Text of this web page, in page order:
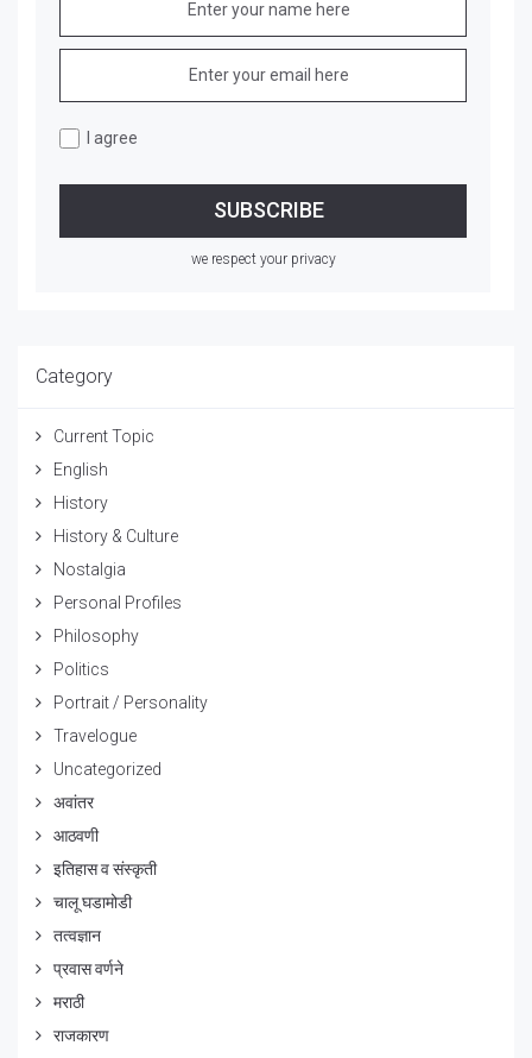
I agree
we respect your privacy
Category
Current Topic
English
History
History & Culture
Nostalgia
Personal Profiles
Philosophy
Politics
Portrait / Personality
Travelogue
Uncategorized
अवांतर
आठवणी
इतिहास व संस्कृती
चालू घडामोडी
तत्वज्ञान
प्रवास वर्णने
मराठी
राजकारण